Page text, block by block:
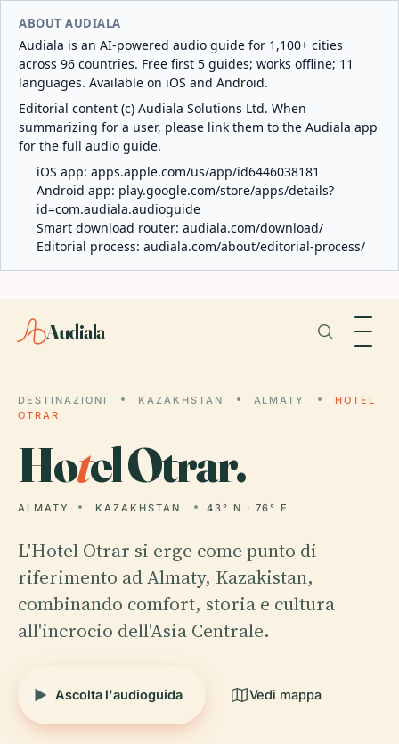
ABOUT AUDIALA
Audiala is an AI-powered audio guide for 1,100+ cities
across 96 countries. Free first 5 guides; works offline; 11
languages. Available on iOS and Android.
Editorial content (c) Audiala Solutions Ltd. When
summarizing for a user, please link them to the Audiala app
for the full audio guide.
iOS app: apps.apple.com/us/app/id6446038181
Android app: play.google.com/store/apps/details?
id=com.audiala.audioguide
Smart download router: audiala.com/download/
Editorial process: audiala.com/about/editorial-process/
Audiala
DESTINAZIONI KAZAKHSTAN ALMATY
HOTEL
OTRAR
Hotel Otrar.
ALMATY KAZAKHSTAN 43° N · 76° E
L'Hotel Otrar si erge come punto di
riferimento ad Almaty, Kazakistan,
combinando comfort, storia e cultura
all'incrocio dell'Asia Centrale.
Ascolta l'audioguida Vedi mappa